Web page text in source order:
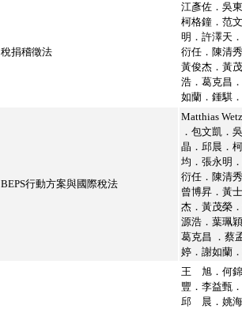
稅捐稽徵法
江彥佐．吳
柯格鐘．范
明．許澤天
衍任．陳清
黃俊杰．黃
浩．葛克昌
如蘭．鍾騏
BEPS行動方案與國際稅法
Matthias
．包文凱．
晶．邱晨．
均．張永明
衍任．陳清
曾博昇．黃
杰．黃茂榮
源浩．葉珮
葛克昌 ．蔡
婷．謝如蘭
王 旭．何
豐．李益甄
邱 晨．姚